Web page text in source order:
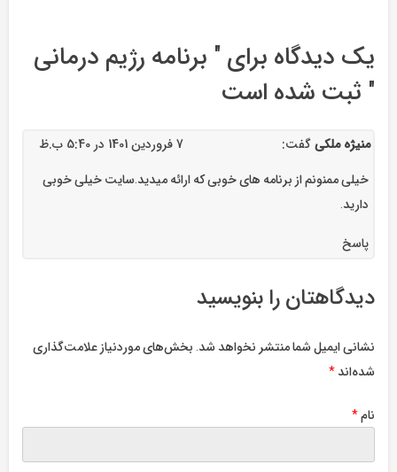
یک دیدگاه برای " برنامه رژیم درمانی
" ثبت شده است
منیژه ملکیگفت: 7 فروردین 1401 در 5:40 ب.ظ
خیلی ممنونم از برنامه های خوبی که ارائه میدید.سایت خیلی خوبی
دارید.
پاسخ
دیدگاهتان را بنویسید
نشانی ایمیل شما منتشر نخواهد شد. بخش‌های موردنیاز علامت‌گذاری
شده‌اند *
نام*